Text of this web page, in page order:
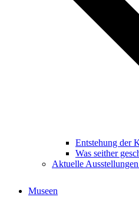
Entstehung der
Was seither
Aktuelle
Museen